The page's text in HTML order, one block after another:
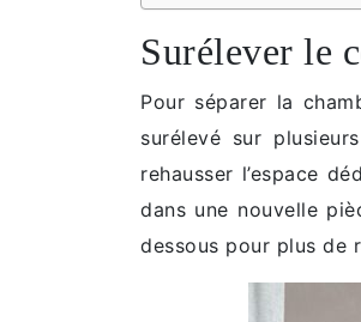
Surélever le
Pour séparer la
surélevé sur
rehausser l’espace
dans une nouvelle
dessous pour plus de